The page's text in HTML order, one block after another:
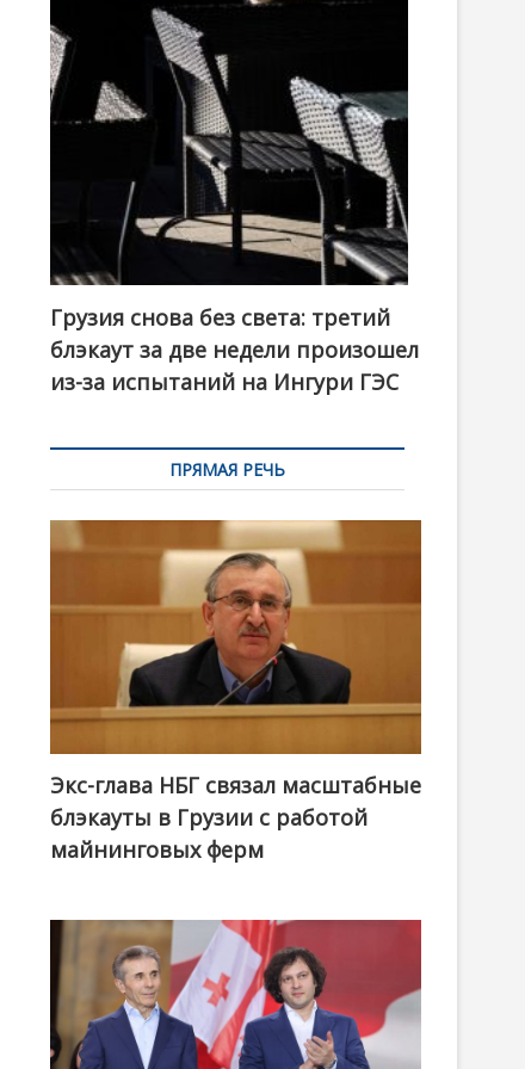
Грузия снова без света: третий
блэкаут за две недели произошел
из-за испытаний на Ингури ГЭС
ПРЯМАЯ РЕЧЬ
Экс-глава НБГ связал масштабные
блэкауты в Грузии с работой
майнинговых ферм